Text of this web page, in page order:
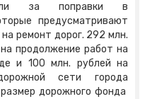
за поправки в
предусматривают
ремонт дорог. 292 млн.
продолжение работ на
и 100 млн. рублей на
сети города
дорожного фонда